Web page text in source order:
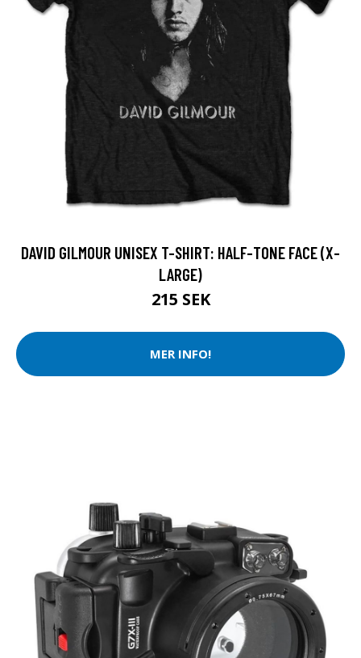
DAVID GILMOUR UNISEX T-SHIRT: HALF-TONE FACE (X-
LARGE)
215 SEK
MER INFO!